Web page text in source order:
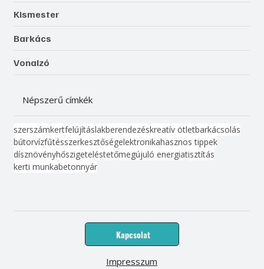
Kismester
Barkács
Vonalzó
Népszerű címkék
szerszámkertfelújításlakberendezéskreatív ötletbarkácsolás
bútorvízfűtésszerkesztőségelektronikahasznos tippek
dísznövényhőszigeteléstetőmegújuló energiatisztítás
kerti munkabetonnyár
Kapcsolat
Impresszum